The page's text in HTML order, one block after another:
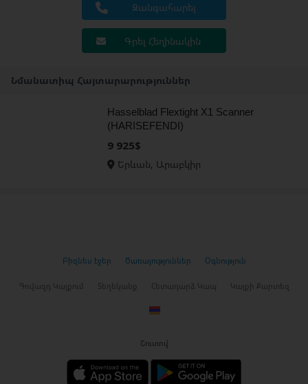
Զանգահարել
Գրել Հեղինակին
Նմանատիպ Հայտարարություններ
Hasselblad Flextight X1 Scanner
(HARISEFENDI)
9 925$
Երևան, Արաբկիր
Բիզնես էջեր Ծառայություններ Օգնություն
Գովազդ Կայքում Տեղեկանք Հետադարձ Կապ Կայքի Քարտեզ
Շուտով